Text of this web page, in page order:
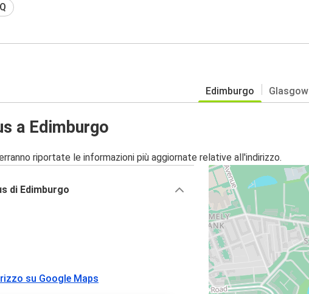
Edimburgo Glasgow
a Edimburgo
riportate le informazioni più aggiornate relative all'indirizzo.
di Edimburgo
su Google Maps